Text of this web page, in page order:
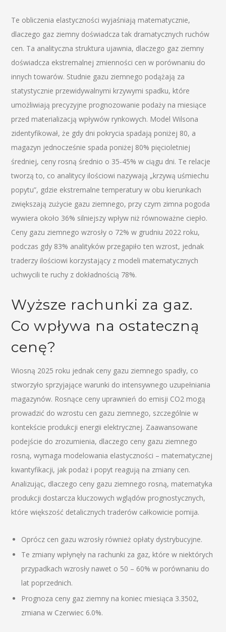
Te obliczenia elastyczności wyjaśniają matematycznie,
dlaczego gaz ziemny doświadcza tak dramatycznych ruchów
cen. Ta analityczna struktura ujawnia, dlaczego gaz ziemny
doświadcza ekstremalnej zmienności cen w porównaniu do
innych towarów. Studnie gazu ziemnego podążają za
statystycznie przewidywalnymi krzywymi spadku, które
umożliwiają precyzyjne prognozowanie podaży na miesiące
przed materializacją wpływów rynkowych. Model Wilsona
zidentyfikował, że gdy dni pokrycia spadają poniżej 80, a
magazyn jednocześnie spada poniżej 80% pięcioletniej
średniej, ceny rosną średnio o 35-45% w ciągu dni. Te relacje
tworzą to, co analitycy ilościowi nazywają „krzywą uśmiechu
popytu”, gdzie ekstremalne temperatury w obu kierunkach
zwiększają zużycie gazu ziemnego, przy czym zimna pogoda
wywiera około 36% silniejszy wpływ niż równoważne ciepło.
Ceny gazu ziemnego wzrosły o 72% w grudniu 2022 roku,
podczas gdy 83% analityków przegapiło ten wzrost, jednak
traderzy ilościowi korzystający z modeli matematycznych
uchwycili te ruchy z dokładnością 78%.
Wyższe rachunki za gaz.
Co wpływa na ostateczną
cenę?
Wiosną 2025 roku jednak ceny gazu ziemnego spadły, co
stworzyło sprzyjające warunki do intensywnego uzupełniania
magazynów. Rosnące ceny uprawnień do emisji CO2 mogą
prowadzić do wzrostu cen gazu ziemnego, szczególnie w
kontekście produkcji energii elektrycznej. Zaawansowane
podejście do zrozumienia, dlaczego ceny gazu ziemnego
rosną, wymaga modelowania elastyczności – matematycznej
kwantyfikacji, jak podaż i popyt reagują na zmiany cen.
Analizując, dlaczego ceny gazu ziemnego rosną, matematyka
produkcji dostarcza kluczowych wglądów prognostycznych,
które większość detalicznych traderów całkowicie pomija.
Oprócz cen gazu wzrosły również opłaty dystrybucyjne.
Te zmiany wpłynęły na rachunki za gaz, które w niektórych
przypadkach wzrosły nawet o 50 – 60% w porównaniu do
lat poprzednich.
Prognoza ceny gaz ziemny na koniec miesiąca 3.3502,
zmiana w Czerwiec 6.0%.